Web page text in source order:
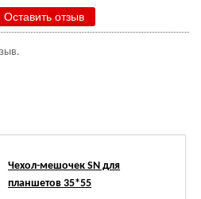
Оставить отзыв
Чехол-мешочек SN для
планшетов 35*55